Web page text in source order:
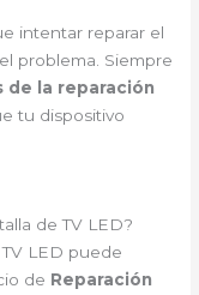
intentar reparar el
problema. Siempre
de la reparación
tu dispositivo
de TV LED?
LED puede
de Reparación